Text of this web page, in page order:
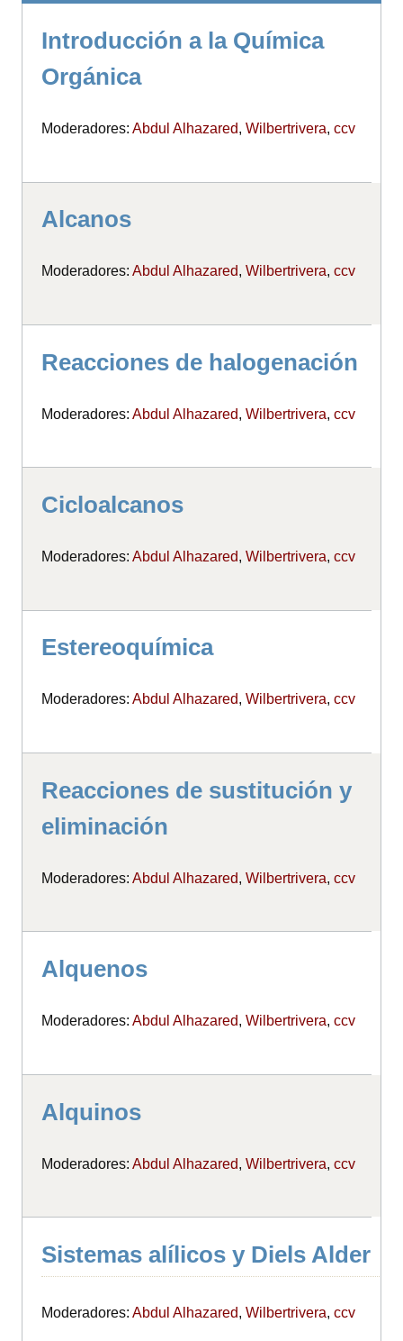
Introducción a la Química
Orgánica
Moderadores: Abdul Alhazared, Wilbertrivera, ccv
Alcanos
Moderadores: Abdul Alhazared, Wilbertrivera, ccv
Reacciones de halogenación
Moderadores: Abdul Alhazared, Wilbertrivera, ccv
Cicloalcanos
Moderadores: Abdul Alhazared, Wilbertrivera, ccv
Estereoquímica
Moderadores: Abdul Alhazared, Wilbertrivera, ccv
Reacciones de sustitución y
eliminación
Moderadores: Abdul Alhazared, Wilbertrivera, ccv
Alquenos
Moderadores: Abdul Alhazared, Wilbertrivera, ccv
Alquinos
Moderadores: Abdul Alhazared, Wilbertrivera, ccv
Sistemas alílicos y Diels Alder
Moderadores: Abdul Alhazared, Wilbertrivera, ccv